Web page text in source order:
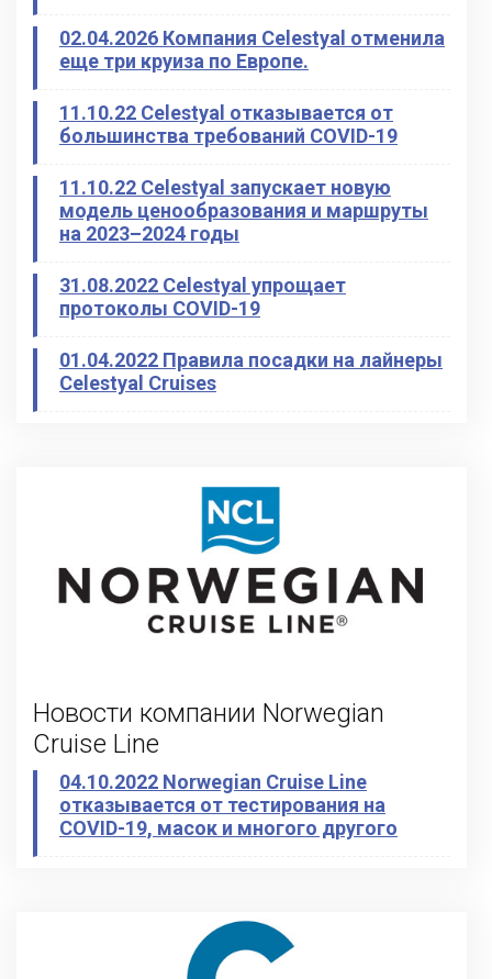
02.04.2026 Компания Celestyal отменила
еще три круиза по Европе.
11.10.22 Celestyal отказывается от
большинства требований COVID-19
11.10.22 Celestyal запускает новую
модель ценообразования и маршруты
на 2023–2024 годы
31.08.2022 Celestyal упрощает
протоколы COVID-19
01.04.2022 Правила посадки на лайнеры
Celestyal Cruises
Новости компании Norwegian
Cruise Line
04.10.2022 Norwegian Cruise Line
отказывается от тестирования на
COVID-19, масок и многого другого